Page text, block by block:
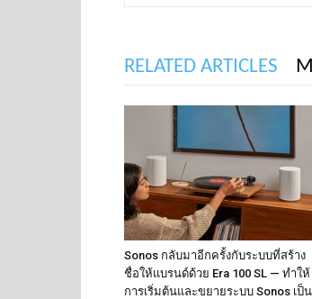
RELATED ARTICLES
Sonos กลับมาอีกครั้งกับระบบที่สร้าง
ชื่อให้แบรนด์ด้วย Era 100 SL — ทำให้
การเริ่มต้นและขยายระบบ Sonos เป็น